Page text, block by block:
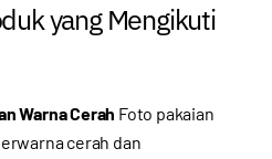
yang Mengikuti
Warna Cerah Foto pakaian
cerah dan